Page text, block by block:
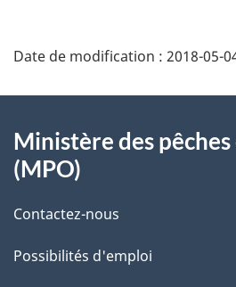
Date de modification : 2018-05-
propos
de
ce
site
Ministère des
(MPO)
Contactez-nous
Possibilités d'emploi